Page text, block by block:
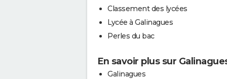
Classement des lycées
Lycée à Galinagues
Perles du bac
En savoir plus sur
Galinagues